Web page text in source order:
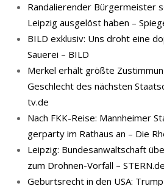
Randalierender Bürgermeister
Leipzig ausgelöst haben –
BILD exklusiv: Uns droht eine
Sauerei – BILD
Merkel erhält größte
Geschlecht des nächsten
tv.de
Nach FKK-​Reise: Mann­hei­mer
ger­par­ty im Rat­haus an – Die
Leipzig: Bundesanwaltschaft
zum Drohnen-Vorfall – STERN.de
Geburtsrecht in den USA: